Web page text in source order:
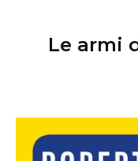
Le armi